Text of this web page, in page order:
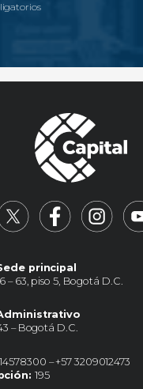
principal
– 63, piso 5, Bogotá D.C.
– Bogotá D.C.
– +57 3209012473
195